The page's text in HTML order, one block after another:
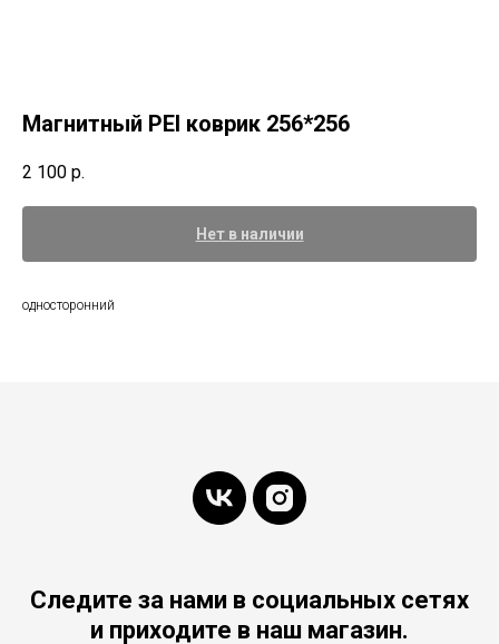
Магнитный PEI коврик 256*256
2 100 р.
Нет в наличии
односторонний
Следите за нами в социальных сетях
и приходите в наш магазин.